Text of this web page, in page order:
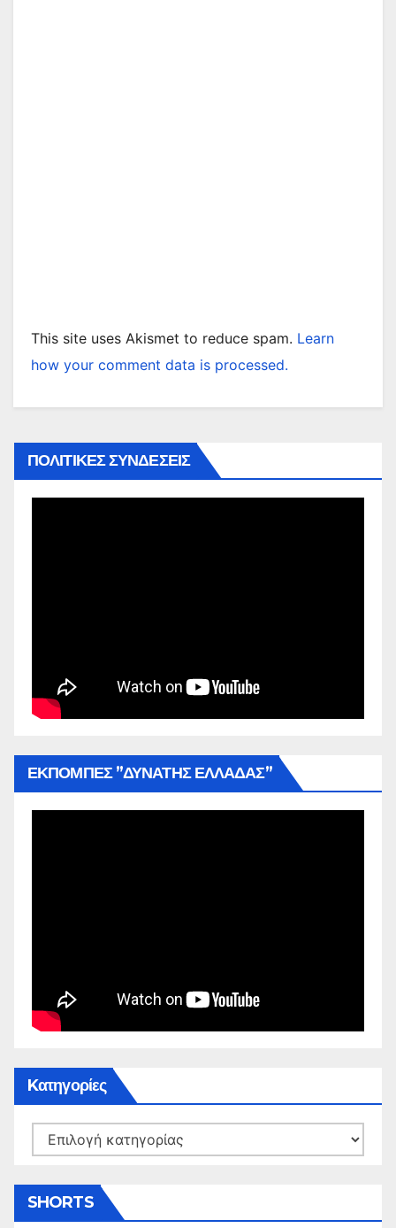
This site uses Akismet to reduce spam. Learn
how your comment data is processed.
ΠΟΛΙΤΙΚΕΣ ΣΥΝΔΕΣΕΙΣ
ΕΚΠΟΜΠΕΣ ”ΔΥΝΑΤΗΣ ΕΛΛΑΔΑΣ”
Kατηγορίες
Kατηγορίες
SHORTS